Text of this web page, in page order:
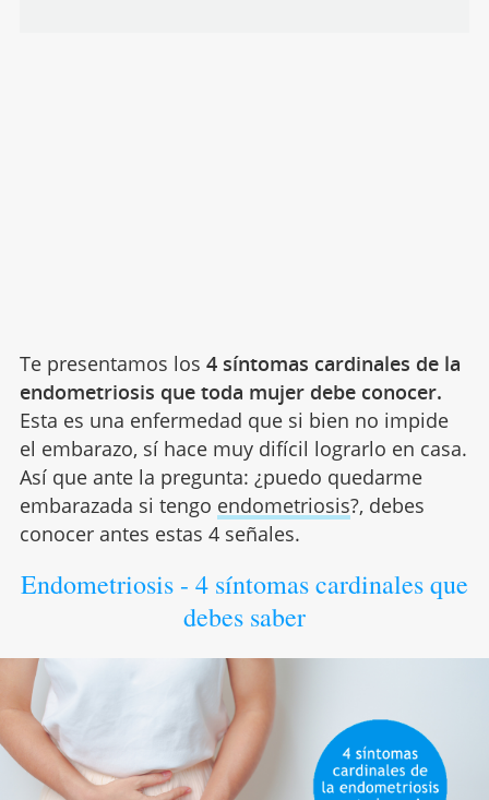
Te presentamos los 4 síntomas cardinales de la
endometriosis que toda mujer debe conocer.
Esta es una enfermedad que si bien no impide
el embarazo, sí hace muy difícil lograrlo en casa.
Así que ante la pregunta: ¿puedo quedarme
embarazada si tengo endometriosis?, debes
conocer antes estas 4 señales.
Endometriosis - 4 síntomas cardinales que
debes saber